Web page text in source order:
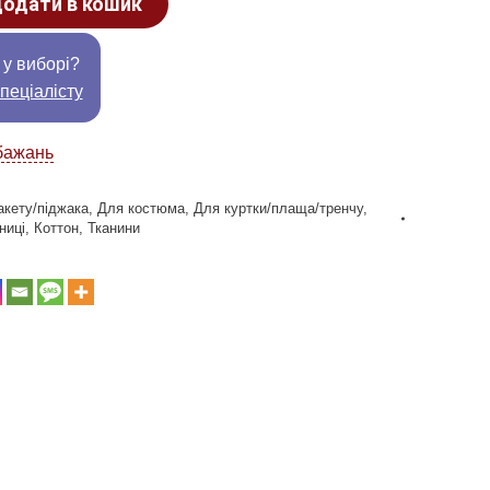
виборі?
піджака, Для костюма, Для куртки/плаща/тренчу,
, Коттон, Тканини